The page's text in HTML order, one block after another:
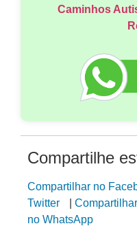
Caminhos
Compartilhe
Compartilhar no
Twitter
no WhatsApp